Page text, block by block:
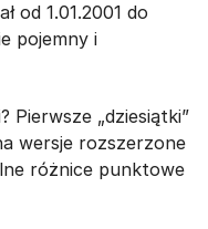
od 1.01.2001 do
pojemny i
Pierwsze „dziesiątki”
wersje rozszerzone
różnice punktowe